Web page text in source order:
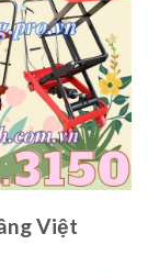
Việt